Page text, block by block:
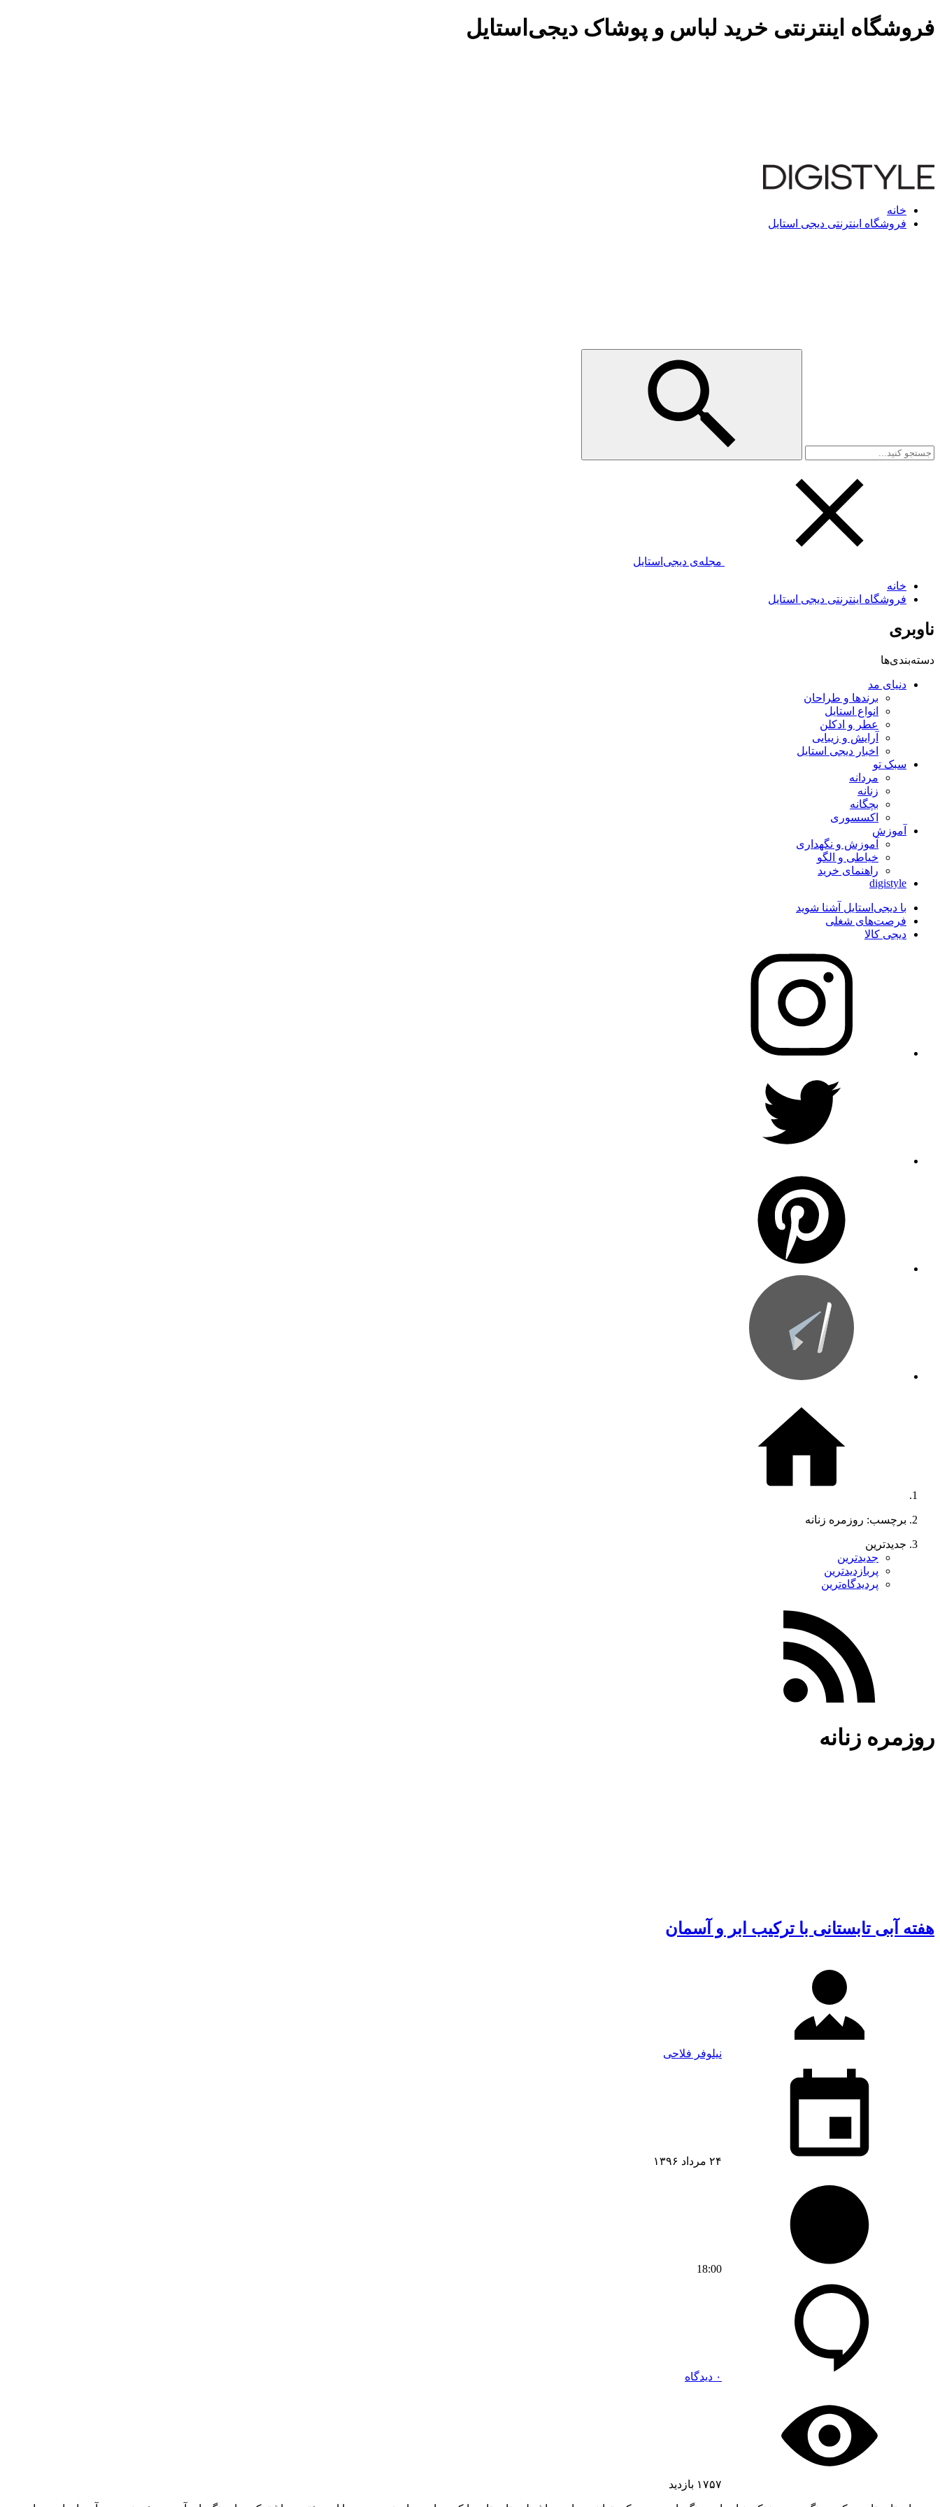
فروشگاه اینترنتی خرید لباس و پوشاک دیجی‌استایل
خانه
فروشگاه اینترنتی دیجی استایل
مجله‌ی دیجی‌استایل
خانه
فروشگاه اینترنتی دیجی استایل
ناوبری
دسته‌بندی‌ها
دنیای مد
برندها و طراحان
انواع استایل
عطر و ادکلن
آرایش و زیبایی
اخبار دیجی استایل
سبک تو
مردانه
زنانه
بچگانه
اکسسوری
آموزش
آموزش و نگهداری
خیاطی و الگو
راهنمای خرید
digistyle
با دیجی‌استایل آشنا شوید
فرصت‌های شغلی
دیجی کالا
برچسب: روزمره زنانه
جدیدترین
جدیدترین
پربازدیدترین
پردیدگاه‌ترین
روزمره زنانه
هفته آبی تابستانی با ترکیب ابر و آسمان
نیلوفر فلاحی
۲۴ مرداد ۱۳۹۶
18:00
۰ دیدگاه
۱۷۵۷ بازدید